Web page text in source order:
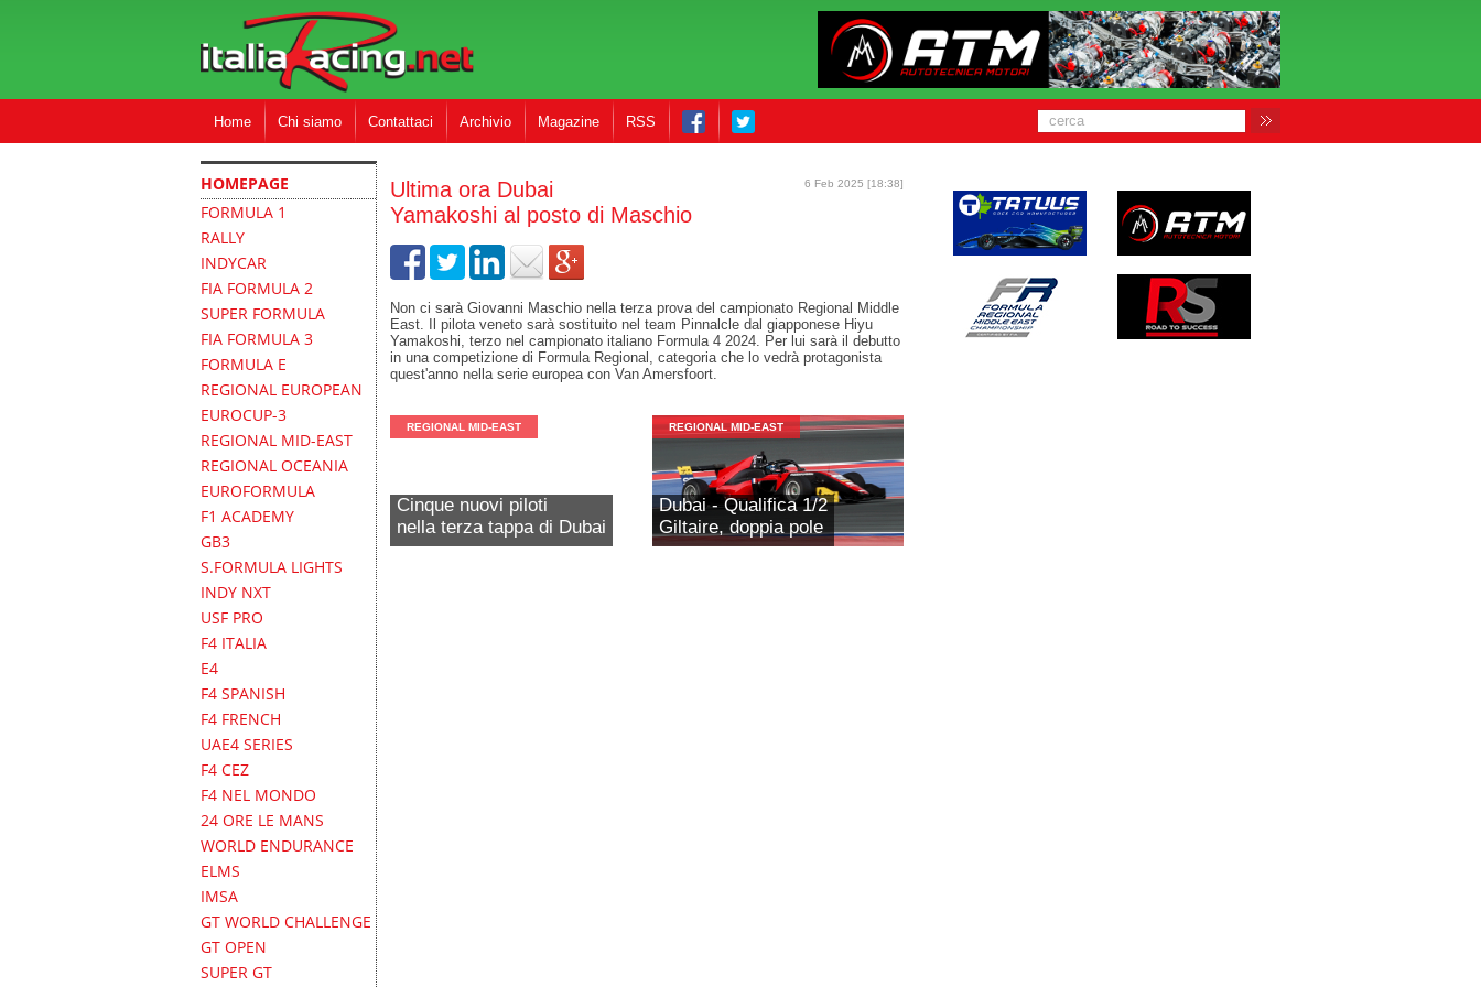
Home Chi siamo Contattaci Archivio Magazine RSS
HOMEPAGE
FORMULA 1
RALLY
INDYCAR
FIA FORMULA 2
SUPER FORMULA
FIA FORMULA 3
FORMULA E
REGIONAL EUROPEAN
EUROCUP-3
REGIONAL MID-EAST
REGIONAL OCEANIA
EUROFORMULA
F1 ACADEMY
GB3
S.FORMULA LIGHTS
INDY NXT
USF PRO
F4 ITALIA
E4
F4 SPANISH
F4 FRENCH
UAE4 SERIES
F4 CEZ
F4 NEL MONDO
24 ORE LE MANS
WORLD ENDURANCE
ELMS
IMSA
GT WORLD CHALLENGE
GT OPEN
SUPER GT
REGIONAL MID-EAST 6 Feb 2025 [18:38]
Ultima ora Dubai
Yamakoshi al posto di Maschio
Non ci sarà Giovanni Maschio nella terza prova del campionato Regional Middle
East. Il pilota veneto sarà sostituito nel team Pinnalcle dal giapponese Hiyu
Yamakoshi, terzo nel campionato italiano Formula 4 2024. Per lui sarà il debutto
in una competizione di Formula Regional, categoria che lo vedrà protagonista
quest'anno nella serie europea con Van Amersfoort.
REGIONAL MID-EAST
Cinque nuovi piloti
nella terza tappa di Dubai
REGIONAL MID-EAST
Dubai - Qualifica 1/2
Giltaire, doppia pole